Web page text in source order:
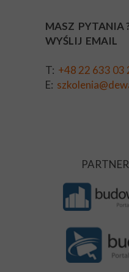
MASZ PYTANIA
WYŚLIJ EMAIL
T: +48 22 633 03
E: